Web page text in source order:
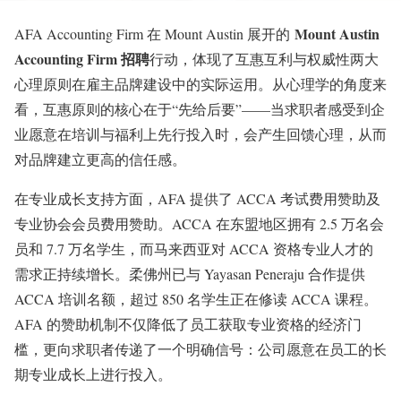
AFA Accounting Firm 在 Mount Austin 展开的 Mount Austin
Accounting Firm 招聘行动，体现了互惠互利与权威性两大
心理原则在雇主品牌建设中的实际运用。从心理学的角度来
看，互惠原则的核心在于“先给后要”——当求职者感受到企
业愿意在培训与福利上先行投入时，会产生回馈心理，从而
对品牌建立更高的信任感。
在专业成长支持方面，AFA 提供了 ACCA 考试费用赞助及
专业协会会员费用赞助。ACCA 在东盟地区拥有 2.5 万名会
员和 7.7 万名学生，而马来西亚对 ACCA 资格专业人才的
需求正持续增长。柔佛州已与 Yayasan Peneraju 合作提供
ACCA 培训名额，超过 850 名学生正在修读 ACCA 课程。
AFA 的赞助机制不仅降低了员工获取专业资格的经济门
槛，更向求职者传递了一个明确信号：公司愿意在员工的长
期专业成长上进行投入。